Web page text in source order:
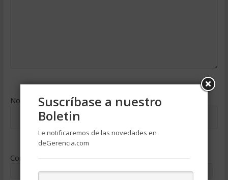
Nombre*
Correo electrónico
Suscríbase a nuestro
Boletin
Le notificaremos de las novedades en
deGerencia.com